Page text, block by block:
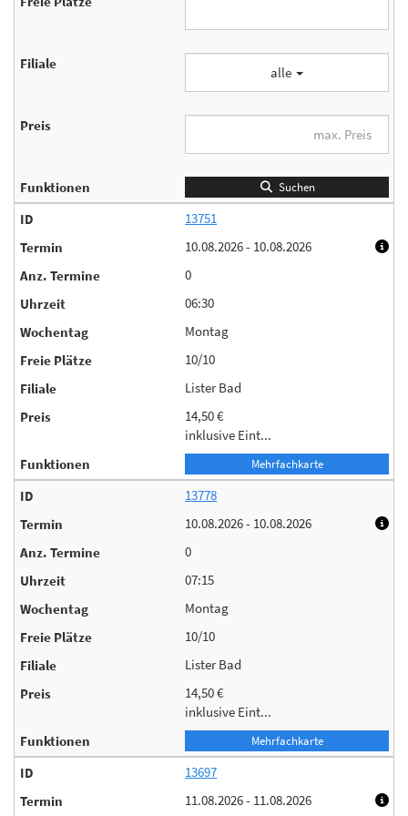
alle
Suchen
13751
10.08.2026 - 10.08.2026
0
06:30
Montag
10/10
Lister Bad
14,50 €
inklusive Eint...
Mehrfachkarte
13778
10.08.2026 - 10.08.2026
0
07:15
Montag
10/10
Lister Bad
14,50 €
inklusive Eint...
Mehrfachkarte
13697
11.08.2026 - 11.08.2026